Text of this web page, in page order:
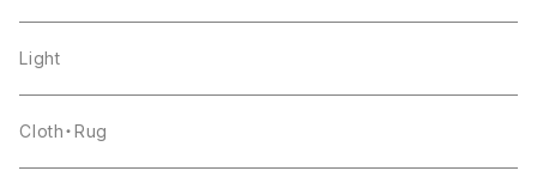
shelf
table
pottery
glass
Light
Cloth・Rug